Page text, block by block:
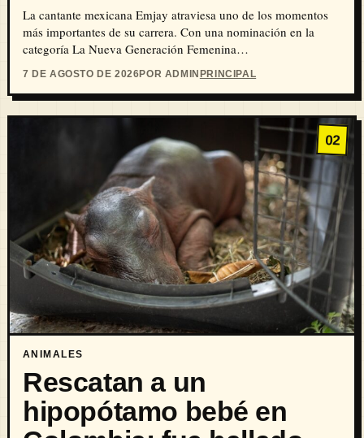
La cantante mexicana Emjay atraviesa uno de los momentos
más importantes de su carrera. Con una nominación en la
categoría La Nueva Generación Femenina…
7 DE AGOSTO DE 2026POR ADMINPRINCIPAL
02
ANIMALES
Rescatan a un
hipopótamo bebé en